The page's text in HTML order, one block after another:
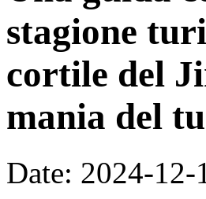
stagione
cortile del
mania del
Date: 2024-12-